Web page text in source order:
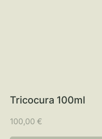
Tricocura 100ml
100,00 €